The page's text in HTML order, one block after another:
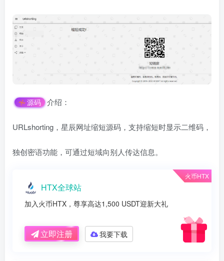
源码 介绍：
URLshorting，星辰网址缩短源码，支持缩短时显示二维码，
独创密语功能，可通过短域向别人传达信息。
火币HTX
HTX全球站
加入火币HTX，尊享高达1,500 USDT迎新大礼
立即注册 我要下载